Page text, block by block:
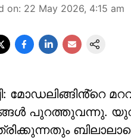
on: 22 May 2026, 4:15 am
മോഡലിങ്ങിൻ്റെ
പുറത്തുവന്നു.